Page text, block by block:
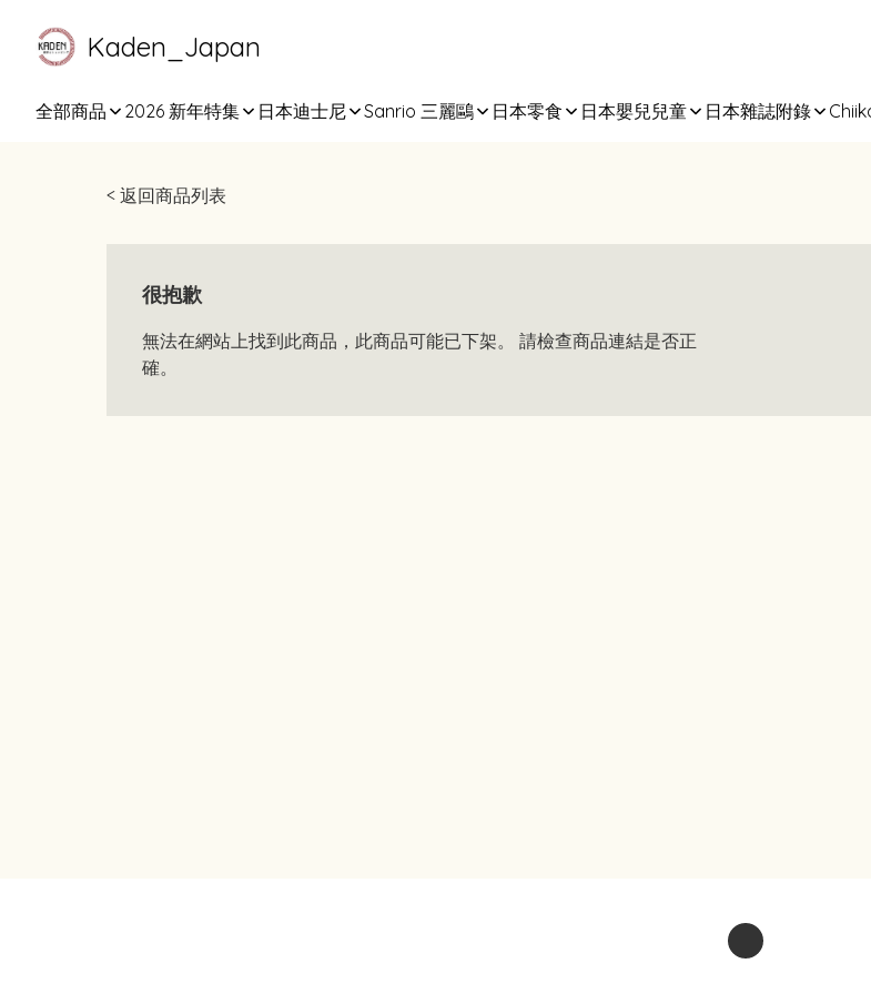
Kaden_Japan
全部商品 2026 新年特集 日本迪士尼 Sanrio 三麗鷗 日本零食 日本嬰兒兒童 日本雜誌附錄
< 返回商品列表
很抱歉
無法在網站上找到此商品，此商品可能已下架。 請檢查商品連結是否正
確。